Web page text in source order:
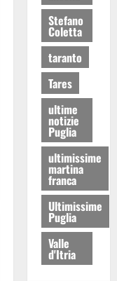
Stefano
Coletta
taranto
Tares
ultime
notizie
Puglia
ultimissime
martina
franca
Ultimissime
Puglia
Valle
d'Itria